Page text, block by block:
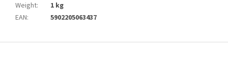
Weight:
1 kg
EAN: 5902205063437